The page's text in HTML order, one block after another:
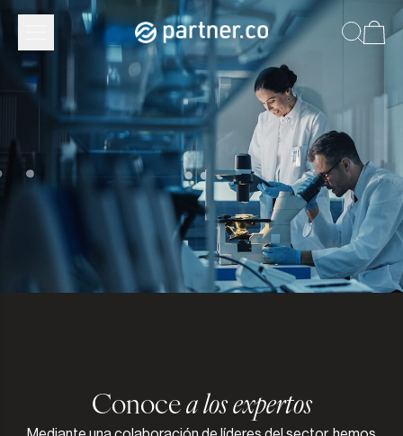
Conocea los expertos